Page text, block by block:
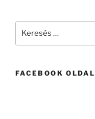
FACEBOOK OLDAL